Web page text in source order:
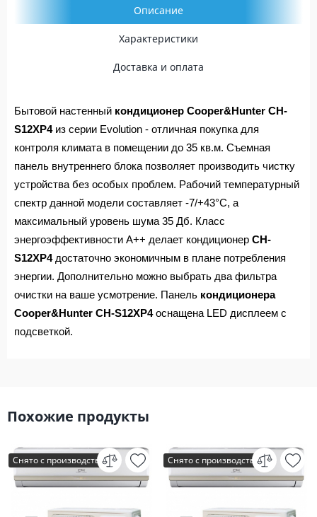
Описание
Характеристики
Доставка и оплата
Бытовой настенный кондиционер Cooper&Hunter CH-
S12XP4из серии Evolution - отличная покупка для
контроля климата в помещении до 35 кв.м. Съемная
панель внутреннего блока позволяет производить чистку
устройства без особых проблем. Рабочий температурный
спектр данной модели составляет -7/+43°C, а
максимальный уровень шума 35 Дб. Класс
энергоэффективности А++ делает кондиционер CH-
S12XP4достаточно экономичным в плане потребления
энергии. Дополнительно можно выбрать два фильтра
очистки на ваше усмотрение. Панель кондиционера
Cooper&Hunter CH-S12XP4оснащена LED дисплеем с
подсветкой.
Похожие продукты
Снято с производства Снято с производства